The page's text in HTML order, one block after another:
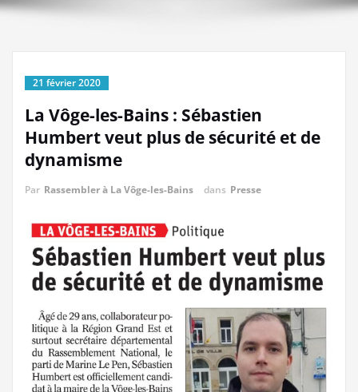
21 février 2020
La Vôge-les-Bains : Sébastien
Humbert veut plus de sécurité et de
dynamisme
Par Rassembler à La Vôge-les-Bains dans Presse